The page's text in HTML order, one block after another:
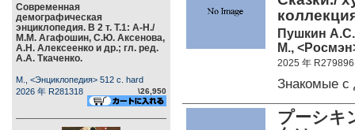
Современная
демографическая
энциклопедия. В 2 т. Т.1: А-Н./
М.М. Агафошин, С.Ю. Аксенова,
А.Н. Алексеенко и др.; гл. ред.
А.А. Ткаченко.
М., <Энциклопедия> 512 c. hard
2026 年 R281318
\26,950
Пушкин А.С.
М.,
2025 年 R279896
Знакомые с
プーシ